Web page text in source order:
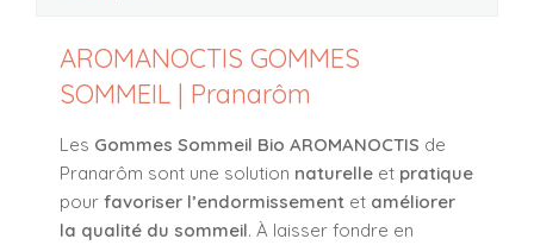
AROMANOCTIS GOMMES
SOMMEIL | Pranarôm
Les Gommes Sommeil Bio AROMANOCTIS de
Pranarôm sont une solution naturelle et pratique
pour favoriser l’endormissement et améliorer
la qualité du sommeil. À laisser fondre en